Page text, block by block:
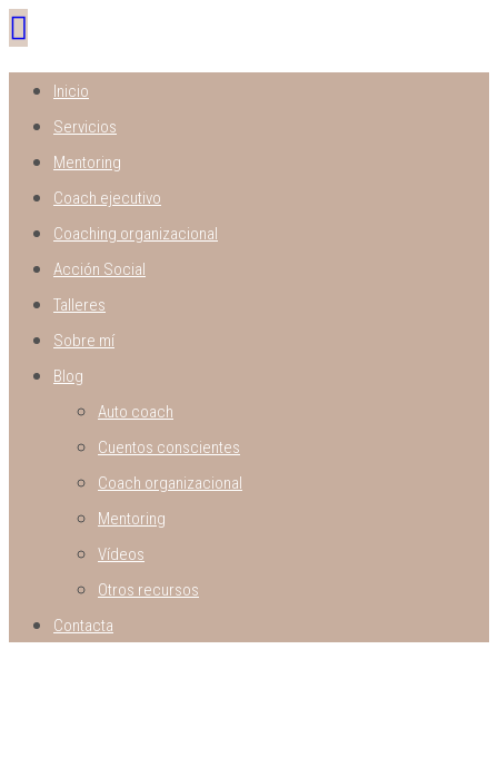
Inicio
Servicios
Mentoring
Coach ejecutivo
Coaching organizacional
Acción Social
Talleres
Sobre mí
Blog
Auto coach
Cuentos conscientes
Coach organizacional
Mentoring
Vídeos
Otros recursos
Contacta